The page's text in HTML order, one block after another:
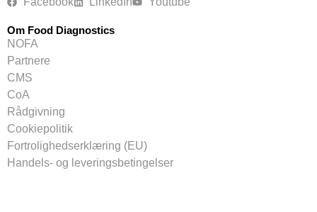
Om Food Diagnostics
NOFA
Partnere
CMS
CoA
Rådgivning
Cookiepolitik
Fortrolighedserklæring (EU)
Handels- og leveringsbetingelser